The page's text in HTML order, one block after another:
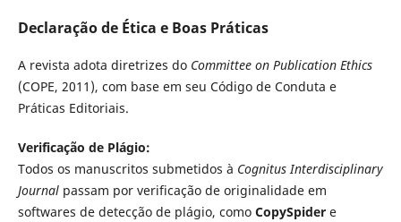
Declaração de Ética e Boas Práticas
A revista adota diretrizes do Committee on Publication Ethics
(COPE, 2011), com base em seu Código de Conduta e
Práticas Editoriais.
Verificação de Plágio:
Todos os manuscritos submetidos à Cognitus Interdisciplinary
Journalpassam por verificação de originalidade em
softwares de detecção de plágio, como CopySpidere